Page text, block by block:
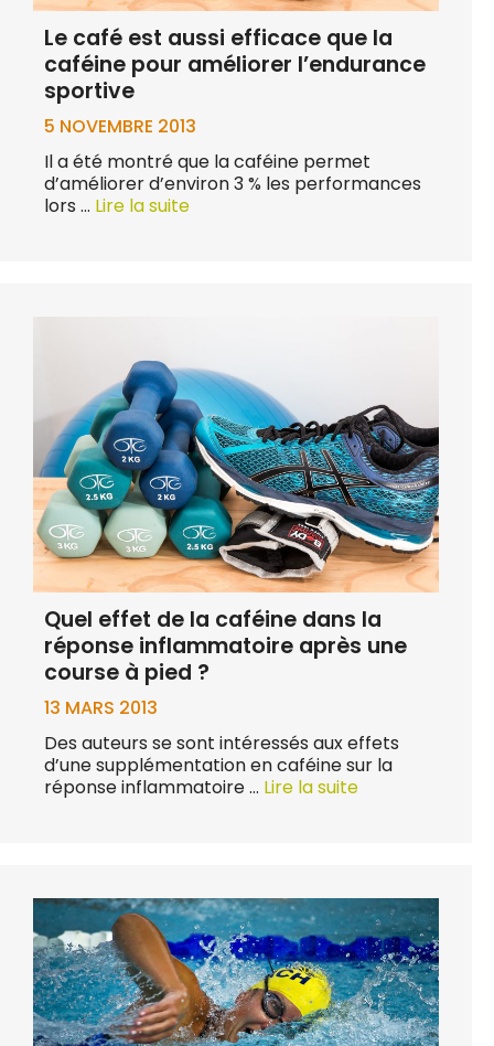
Le café est aussi efficace que la
caféine pour améliorer l’endurance
sportive
5 NOVEMBRE 2013
Il a été montré que la caféine permet
d’améliorer d’environ 3 % les performances
lors … Lire la suite
Quel effet de la caféine dans la
réponse inflammatoire après une
course à pied ?
13 MARS 2013
Des auteurs se sont intéressés aux effets
d’une supplémentation en caféine sur la
réponse inflammatoire … Lire la suite